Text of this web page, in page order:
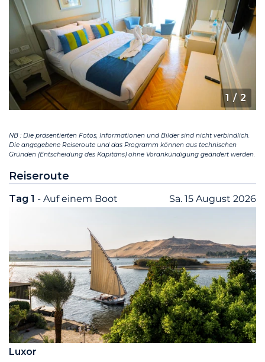
1 / 2
NB : Die präsentierten Fotos, Informationen und Bilder sind nicht verbindlich.
Die angegebene Reiseroute und das Programm können aus technischen
Gründen (Entscheidung des Kapitäns) ohne Vorankündigung geändert werden.
Reiseroute
Tag 1 - Auf einem Boot Sa. 15 August 2026
Luxor